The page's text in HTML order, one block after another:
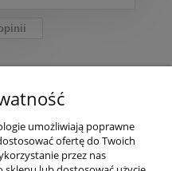
umożliwiają poprawne
ofertę do Twoich
przez nas